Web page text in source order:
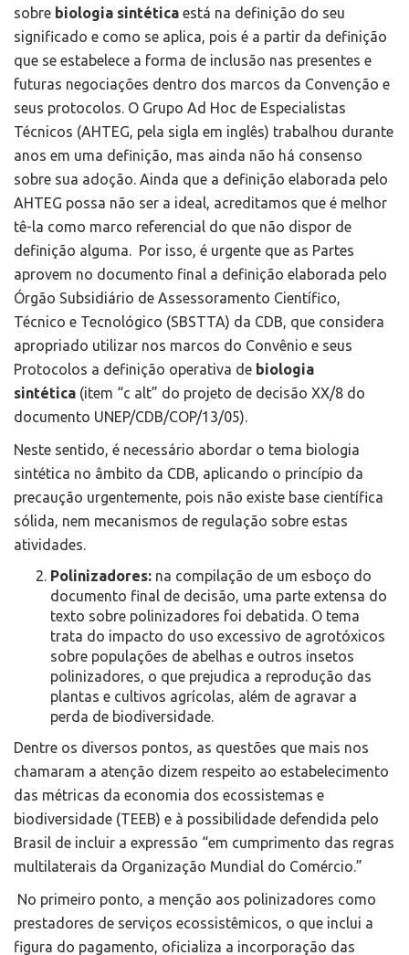
sobre biologia sintética está na definição do seu
significado e como se aplica, pois é a partir da definição
que se estabelece a forma de inclusão nas presentes e
futuras negociações dentro dos marcos da Convenção e
seus protocolos. O Grupo Ad Hoc de Especialistas
Técnicos (AHTEG, pela sigla em inglês) trabalhou durante
anos em uma definição, mas ainda não há consenso
sobre sua adoção. Ainda que a definição elaborada pelo
AHTEG possa não ser a ideal, acreditamos que é melhor
tê-la como marco referencial do que não dispor de
definição alguma. Por isso, é urgente que as Partes
aprovem no documento final a definição elaborada pelo
Órgão Subsidiário de Assessoramento Científico,
Técnico e Tecnológico (SBSTTA) da CDB, que considera
apropriado utilizar nos marcos do Convênio e seus
Protocolos a definição operativa de biologia
sintética (item “c alt” do projeto de decisão XX/8 do
documento UNEP/CDB/COP/13/05).
Neste sentido, é necessário abordar o tema biologia
sintética no âmbito da CDB, aplicando o princípio da
precaução urgentemente, pois não existe base científica
sólida, nem mecanismos de regulação sobre estas
atividades.
Polinizadores: na compilação de um esboço do
documento final de decisão, uma parte extensa do
texto sobre polinizadores foi debatida. O tema
trata do impacto do uso excessivo de agrotóxicos
sobre populações de abelhas e outros insetos
polinizadores, o que prejudica a reprodução das
plantas e cultivos agrícolas, além de agravar a
perda de biodiversidade.
Dentre os diversos pontos, as questões que mais nos
chamaram a atenção dizem respeito ao estabelecimento
das métricas da economia dos ecossistemas e
biodiversidade (TEEB) e à possibilidade defendida pelo
Brasil de incluir a expressão “em cumprimento das regras
multilaterais da Organização Mundial do Comércio.”
No primeiro ponto, a menção aos polinizadores como
prestadores de serviços ecossistêmicos, o que inclui a
figura do pagamento, oficializa a incorporação das